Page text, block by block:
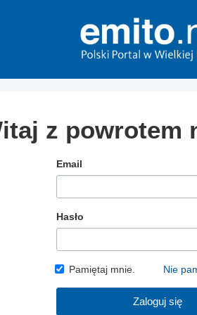
z powrotem
Email
Hasło
Pamiętaj mnie. Nie
Zaloguj się